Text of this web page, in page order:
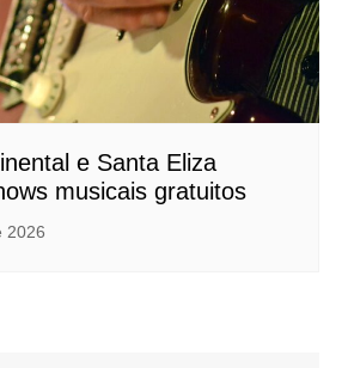
e Santa Eliza
musicais gratuitos
2026